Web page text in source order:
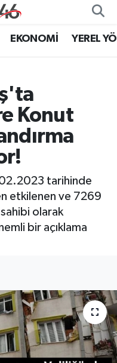
EKONOMİ YEREL
Konut
tarihinde
etkilenen ve 7269
sahibi olarak
bir açıklama
Fikstür